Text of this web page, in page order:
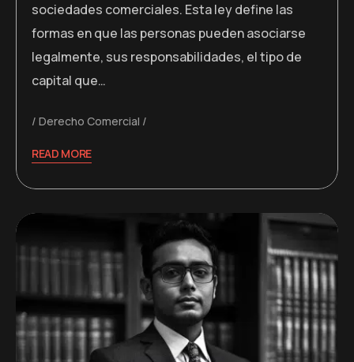
sociedades comerciales. Esta ley define las
formas en que las personas pueden asociarse
legalmente, sus responsabilidades, el tipo de
capital que…
Derecho Comercial
READ MORE